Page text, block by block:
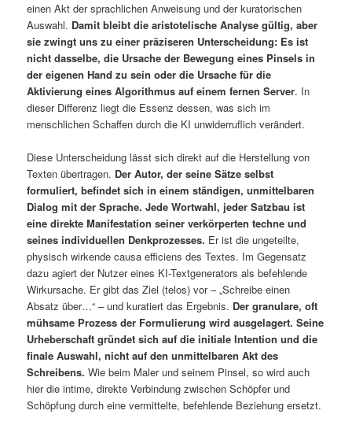
einen Akt der sprachlichen Anweisung und der kuratorischen
Auswahl. Damit bleibt die aristotelische Analyse gültig, aber
sie zwingt uns zu einer präziseren Unterscheidung: Es ist
nicht dasselbe, die Ursache der Bewegung eines Pinsels in
der eigenen Hand zu sein oder die Ursache für die
Aktivierung eines Algorithmus auf einem fernen Server. In
dieser Differenz liegt die Essenz dessen, was sich im
menschlichen Schaffen durch die KI unwiderruflich verändert.
Diese Unterscheidung lässt sich direkt auf die Herstellung von
Texten übertragen. Der Autor, der seine Sätze selbst
formuliert, befindet sich in einem ständigen, unmittelbaren
Dialog mit der Sprache. Jede Wortwahl, jeder Satzbau ist
eine direkte Manifestation seiner verkörperten techne und
seines individuellen Denkprozesses. Er ist die ungeteilte,
physisch wirkende causa efficiens des Textes. Im Gegensatz
dazu agiert der Nutzer eines KI-Textgenerators als befehlende
Wirkursache. Er gibt das Ziel (telos) vor – „Schreibe einen
Absatz über…“ – und kuratiert das Ergebnis. Der granulare, oft
mühsame Prozess der Formulierung wird ausgelagert. Seine
Urheberschaft gründet sich auf die initiale Intention und die
finale Auswahl, nicht auf den unmittelbaren Akt des
Schreibens.Wie beim Maler und seinem Pinsel, so wird auch
hier die intime, direkte Verbindung zwischen Schöpfer und
Schöpfung durch eine vermittelte, befehlende Beziehung ersetzt.